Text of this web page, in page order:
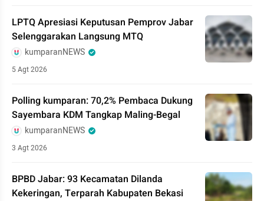
LPTQ Apresiasi Keputusan Pemprov Jabar
Selenggarakan Langsung MTQ
kumparanNEWS
5 Agt 2026
Polling kumparan: 70,2% Pembaca Dukung
Sayembara KDM Tangkap Maling-Begal
kumparanNEWS
3 Agt 2026
BPBD Jabar: 93 Kecamatan Dilanda
Kekeringan, Terparah Kabupaten Bekasi